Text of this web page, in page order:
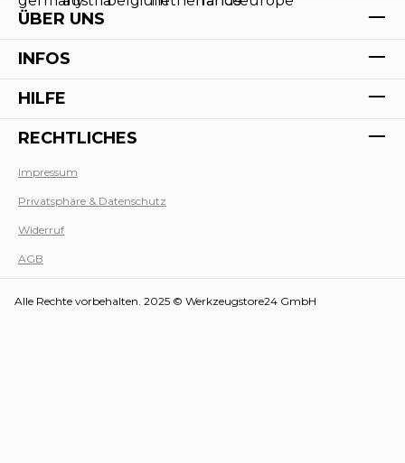
ÜBER UNS
INFOS
HILFE
RECHTLICHES
Impressum
Privatsphäre & Datenschutz
Widerruf
AGB
Alle Rechte vorbehalten. 2025 © Werkzeugstore24 GmbH